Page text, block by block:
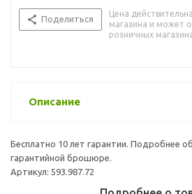
Поделиться
Цена
магазина и может
розничных
Описание
Бесплатно 10 лет гарантии. Подробнее
гарантийной брошюре.
Артикул: 593.987.72